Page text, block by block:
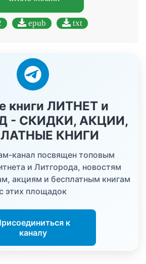
epub txt
книги ЛИТНЕТ и
- СКИДКИ, АКЦИИ,
КНИГИ
канал посвящен топовым
и Литгорода, новостям
акциям и бесплатным книгам
этих площадок
к
каналу